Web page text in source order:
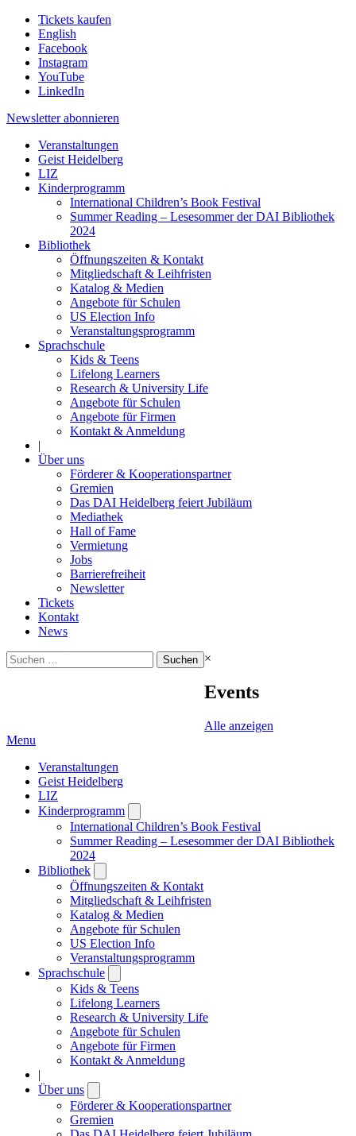
Tickets kaufen
English
Facebook
Instagram
YouTube
LinkedIn
Newsletter abonnieren
Veranstaltungen
Geist Heidelberg
LIZ
Kinderprogramm
International Children’s Book Festival
Summer Reading – Lesesommer der DAI Bibliothek
2024
Bibliothek
Öffnungszeiten & Kontakt
Mitgliedschaft & Leihfristen
Katalog & Medien
Angebote für Schulen
US Election Info
Veranstaltungsprogramm
Sprachschule
Kids & Teens
Lifelong Learners
Research & University Life
Angebote für Schulen
Angebote für Firmen
Kontakt & Anmeldung
|
Über uns
Förderer & Kooperationspartner
Gremien
Das DAI Heidelberg feiert Jubiläum
Mediathek
Hall of Fame
Vermietung
Jobs
Barrierefreiheit
Newsletter
Tickets
Kontakt
News
Suchen
nach:
×
Events
Alle anzeigen
Menu
Veranstaltungen
Geist Heidelberg
LIZ
Kinderprogramm
submenu
International Children’s Book Festival
Summer Reading – Lesesommer der DAI Bibliothek
2024
Bibliothek
submenu
Öffnungszeiten & Kontakt
Mitgliedschaft & Leihfristen
Katalog & Medien
Angebote für Schulen
US Election Info
Veranstaltungsprogramm
Sprachschule
submenu
Kids & Teens
Lifelong Learners
Research & University Life
Angebote für Schulen
Angebote für Firmen
Kontakt & Anmeldung
|
Über uns
submenu
Förderer & Kooperationspartner
Gremien